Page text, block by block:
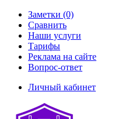
Заметки (0)
Сравнить
Наши услуги
Тарифы
Реклама на сайте
Вопрос-ответ
Личный кабинет